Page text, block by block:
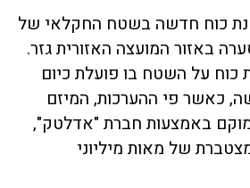
כוח חדשה בשטח החקלאי של
באזור המועצה האזורית גזר.
על השטח בו פועלת כיום
כאשר פי ההערכות, המיזם
באמצעות חברת "אדלטק",
של מאות מיליוני